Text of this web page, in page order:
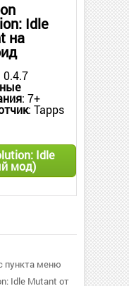
Idle
на
0.4.7
: 7+
: Tapps
Idle
мод)
пункта меню
Idle Mutant от